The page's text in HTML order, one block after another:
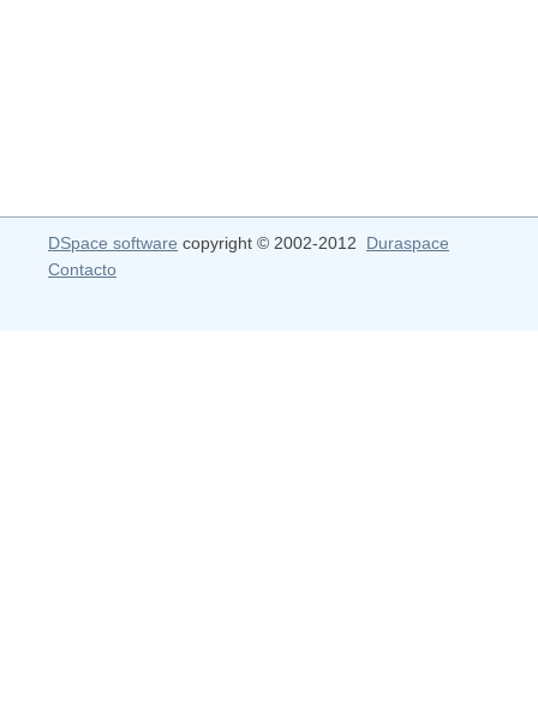
DSpace software copyright © 2002-2012 Duraspace
Contacto